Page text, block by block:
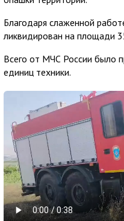
Благодаря слаженной
ликвидирован на площади
Всего от МЧС России было
единиц техники.